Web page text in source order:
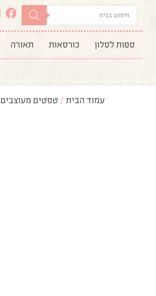
ספות לסלון כורסאות תאורה
עמוד הבית / טפטים מעוצבים